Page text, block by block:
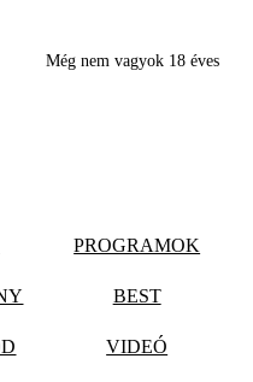
Még nem vagyok 18 éves
PROGRAMOK
BEST
VIDEÓ